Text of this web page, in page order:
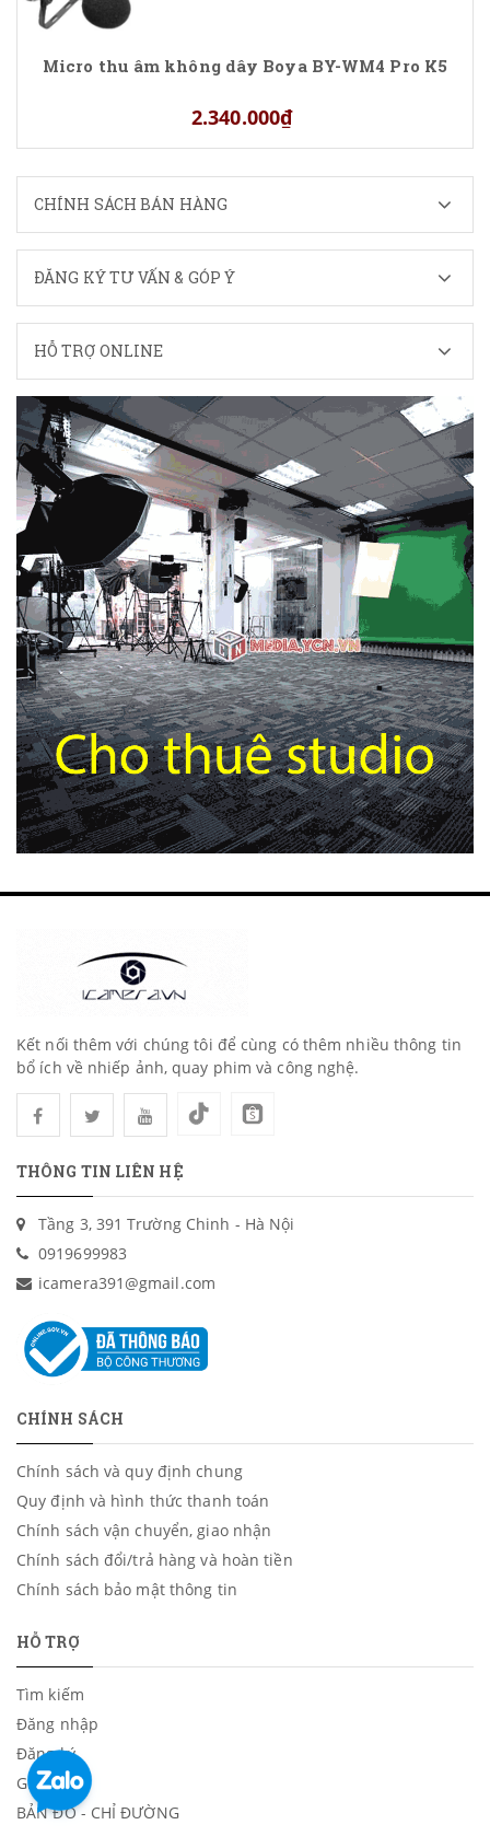
Micro thu âm không dây Boya BY-WM4 Pro K5
2.340.000₫
CHÍNH SÁCH BÁN HÀNG
ĐĂNG KÝ TƯ VẤN & GÓP Ý
HỖ TRỢ ONLINE
Kết nối thêm với chúng tôi để cùng có thêm nhiều thông tin
bổ ích về nhiếp ảnh, quay phim và công nghệ.
THÔNG TIN LIÊN HỆ
Tầng 3, 391 Trường Chinh - Hà Nội
0919699983
icamera391@gmail.com
CHÍNH SÁCH
Chính sách và quy định chung
Quy định và hình thức thanh toán
Chính sách vận chuyển, giao nhận
Chính sách đổi/trả hàng và hoàn tiền
Chính sách bảo mật thông tin
HỖ TRỢ
Tìm kiếm
Đăng nhập
Đăng ký
Giỏ hàng
BẢN ĐỒ - CHỈ ĐƯỜNG